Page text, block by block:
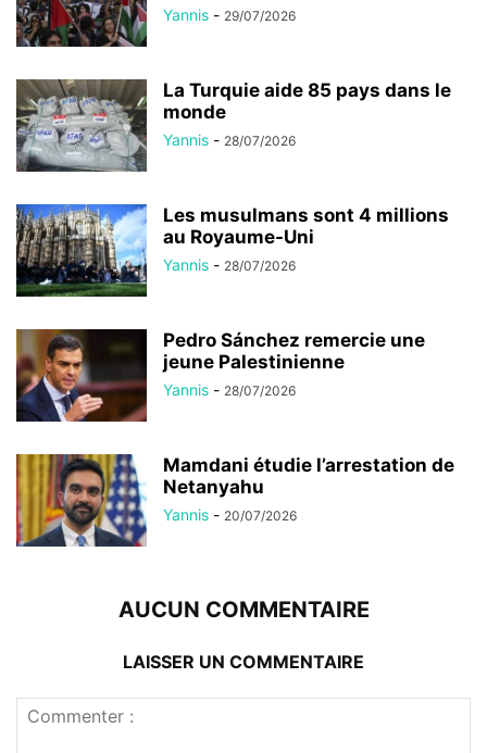
Yannis - 29/07/2026
La Turquie aide 85 pays dans le
monde
Yannis - 28/07/2026
Les musulmans sont 4 millions
au Royaume-Uni
Yannis - 28/07/2026
Pedro Sánchez remercie une
jeune Palestinienne
Yannis - 28/07/2026
Mamdani étudie l’arrestation de
Netanyahu
Yannis - 20/07/2026
AUCUN COMMENTAIRE
LAISSER UN COMMENTAIRE